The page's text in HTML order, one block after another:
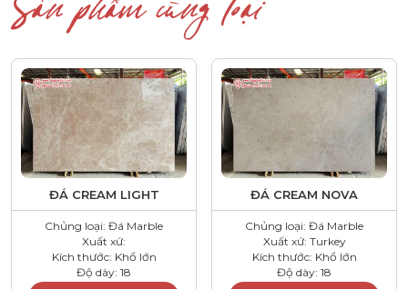
Sản phẩm cùng loại
ĐÁ CREAM LIGHT
Chủng loại: Đá Marble
Xuất xứ:
Kích thước: Khổ lớn
Độ dày: 18
ĐÁ CREAM NOVA
Chủng loại: Đá Marble
Xuất xứ: Turkey
Kích thước: Khổ lớn
Độ dày: 18